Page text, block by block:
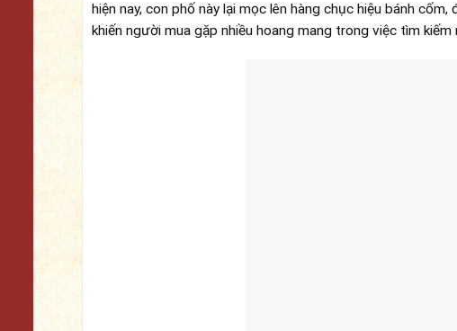
hiện nay, con phố này lại mọc lên hàng chục hiệu bánh
khiến người mua gặp nhiều hoang mang trong việc tìm kiếm